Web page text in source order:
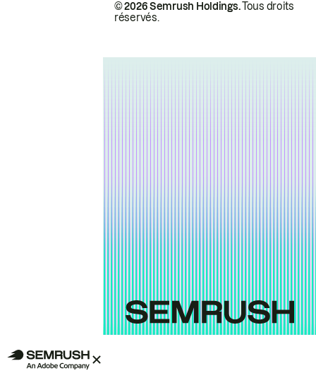
© 2026 Semrush Holdings.Tous droits
réservés.